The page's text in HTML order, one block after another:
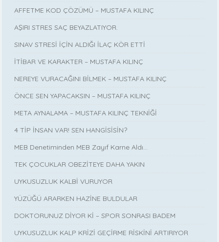
AFFETME KOD ÇÖZÜMÜ – MUSTAFA KILINÇ
AŞIRI STRES SAÇ BEYAZLATIYOR.
SINAV STRESİ İÇİN ALDIĞI İLAÇ KÖR ETTİ
İTİBAR VE KARAKTER – MUSTAFA KILINÇ
NEREYE VURACAĞINI BİLMEK – MUSTAFA KILINÇ
ÖNCE SEN YAPACAKSIN – MUSTAFA KILINÇ
META AYNALAMA – MUSTAFA KILINÇ TEKNİĞİ
4 TİP İNSAN VAR! SEN HANGİSİSİN?
MEB Denetiminden MEB Zayıf Karne Aldı…
TEK ÇOCUKLAR OBEZİTEYE DAHA YAKIN
UYKUSUZLUK KALBİ VURUYOR
YÜZÜĞÜ ARARKEN HAZİNE BULDULAR
DOKTORUNUZ DİYOR Kİ – SPOR SONRASI BADEM
UYKUSUZLUK KALP KRİZİ GEÇİRME RİSKİNİ ARTIRIYOR